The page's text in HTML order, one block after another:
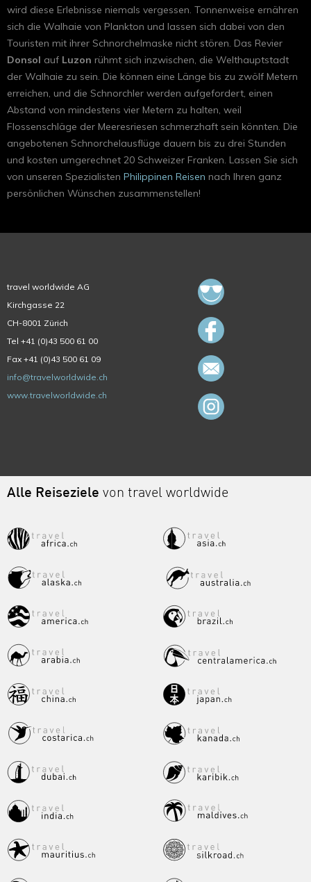
wird diese Erlebnisse niemals vergessen. Tonnenweise ernähren
sich die Walhaie von Plankton und lassen sich dabei von den
Touristen mit ihrer Schnorchelmaske nicht stören. Das Revier
Donsol auf Luzon rühmt sich inzwischen, die Welthauptstadt
der Walhaie zu sein. Die können eine Länge bis zu zwölf Metern
erreichen, und die Schnorchler werden aufgefordert, einen
Abstand von mindestens vier Metern zu halten, weil
Flossenschläge der Meeresriesen schmerzhaft sein könnten. Die
angebotenen Schnorchelausflüge dauern bis zu drei Stunden
und kosten umgerechnet 20 Schweizer Franken. Lassen Sie sich
von unseren Spezialisten Philippinen Reisen nach Ihren ganz
persönlichen Wünschen zusammenstellen!
travel worldwide AG
Kirchgasse 22
CH-8001 Zürich
Tel +41 (0)43 500 61 00
Fax +41 (0)43 500 61 09
info@travelworldwide.ch
www.travelworldwide.ch
Alle Reiseziele von travel worldwide